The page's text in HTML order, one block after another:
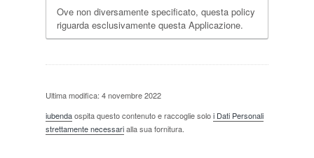
Ove non diversamente specificato, questa policy
riguarda esclusivamente questa Applicazione.
Ultima modifica: 4 novembre 2022
iubendaospita questo contenuto e raccoglie soloi Dati Personali
strettamente necessarialla sua fornitura.